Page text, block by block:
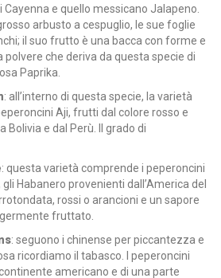
Cayenna e quello messicano Jalapeno.
arbusto a cespuglio, le sue foglie
il suo frutto è una bacca con forme e
polvere che deriva da questa specie di
Paprika.
: all’interno di questa specie, la varietà
Aji, frutti dal colore rosso e
Bolivia e dal Perù. Il grado di
: questa varietà comprende i peperoncini
Habanero provenienti dall’America del
rossi o arancioni e un sapore
fruttato.
: seguono i chinense per piccantezza e
ricordiamo il tabasco. I peperoncini
americano e di una parte